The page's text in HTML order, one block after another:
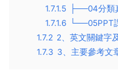
1.7.1.5
├──04分類
1.7.1.6
└──05PPT
1.7.2 2、英文關鍵字
1.7.3 3、主要參考文